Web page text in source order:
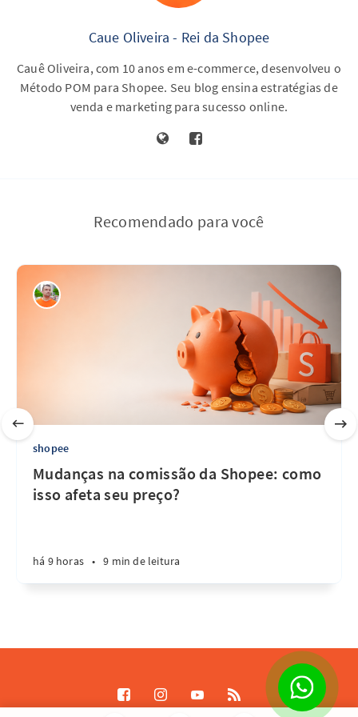
Caue Oliveira - Rei da Shopee
Cauê Oliveira, com 10 anos em e-commerce, desenvolveu o
Método POM para Shopee. Seu blog ensina estratégias de
venda e marketing para sucesso online.
Recomendado para você
shopee
Mudanças na comissão da Shopee: como
isso afeta seu preço?
há 9 horas • 9 min de leitura